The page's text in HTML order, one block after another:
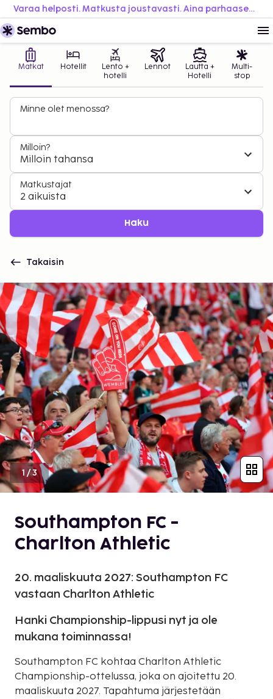
Varaa helposti. Matkusta joustavasti. Aina parhaaseen hintaan.
Matkat Hotellit
Lento +
hotelli
Lennot
Lautta +
Hotelli
Multi-
stop
Minne olet menossa?
Milloin?
Milloin tahansa
Matkustajat
2 aikuista
Haku
Takaisin
1 /3
Southampton FC -
Charlton Athletic
20. maaliskuuta 2027: Southampton FC
vastaan Charlton Athletic
Hanki Championship-lippusi nyt ja ole
mukana toiminnassa!
Southampton FC kohtaa Charlton Athletic
Championship-ottelussa, joka on ajoitettu 20.
maaliskuuta 2027. Tapahtuma järjestetään